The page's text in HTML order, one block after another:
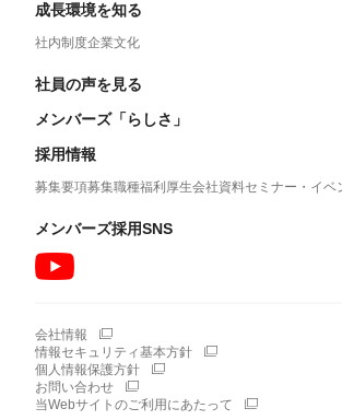
成長環境を知る
社内制度企業文化
社員の声を見る
メンバーズ「らしさ」
採用情報
募集要項募集職種福利厚生会社資料セミナー・イベ
メンバーズ採用SNS
会社情報
情報セキュリティ基本方針
個人情報保護方針
お問い合わせ
当Webサイトのご利用にあたって